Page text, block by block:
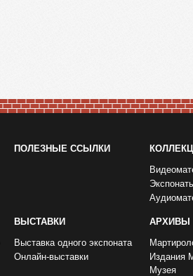
ПОЛЕЗНЫЕ ССЫЛКИ
ВЫСТАВКИ
Выставка одного экспоната
Онлайн-выставки
АРХИВЫ
Издания
Музея